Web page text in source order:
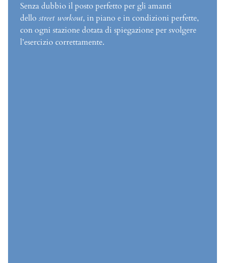
Senza dubbio il posto perfetto per gli amanti
dello street workout, in piano e in condizioni perfette,
con ogni stazione dotata di spiegazione per svolgere
l’esercizio correttamente.